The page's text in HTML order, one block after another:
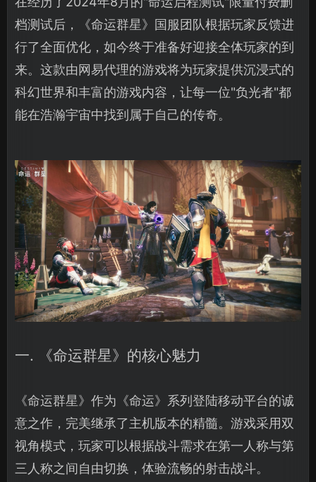
档测试后，《命运群星》国服团队根据玩家反馈进
行了全面优化，如今终于准备好迎接全体玩家的到
来。这款由网易代理的游戏将为玩家提供沉浸式的
科幻世界和丰富的游戏内容，让每一位"负光者"都
能在浩瀚宇宙中找到属于自己的传奇。
一. 《命运群星》的核心魅力
《命运群星》作为《命运》系列登陆移动平台的诚
意之作，完美继承了主机版本的精髓。游戏采用双
视角模式，玩家可以根据战斗需求在第一人称与第
三人称之间自由切换，体验流畅的射击战斗。